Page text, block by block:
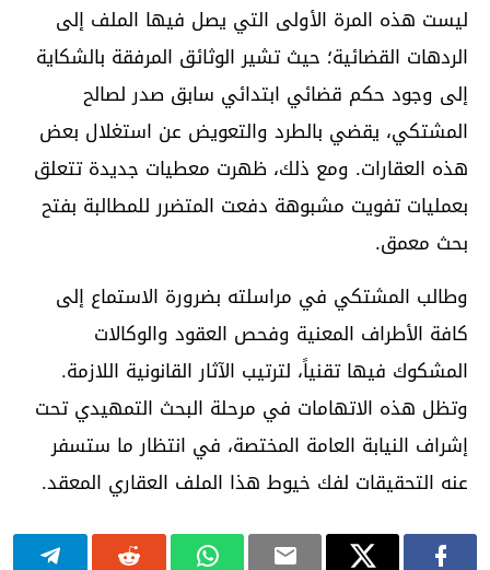
ليست هذه المرة الأولى التي يصل فيها الملف إلى
الردهات القضائية؛ حيث تشير الوثائق المرفقة بالشكاية
إلى وجود حكم قضائي ابتدائي سابق صدر لصالح
المشتكي، يقضي بالطرد والتعويض عن استغلال بعض
هذه العقارات. ومع ذلك، ظهرت معطيات جديدة تتعلق
بعمليات تفويت مشبوهة دفعت المتضرر للمطالبة بفتح
بحث معمق.
وطالب المشتكي في مراسلته بضرورة الاستماع إلى
كافة الأطراف المعنية وفحص العقود والوكالات
المشكوك فيها تقنياً، لترتيب الآثار القانونية اللازمة.
وتظل هذه الاتهامات في مرحلة البحث التمهيدي تحت
إشراف النيابة العامة المختصة، في انتظار ما ستسفر
عنه التحقيقات لفك خيوط هذا الملف العقاري المعقد.